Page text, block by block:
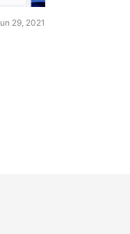
29, 2021